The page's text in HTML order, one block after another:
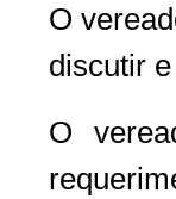
O
discutir
O